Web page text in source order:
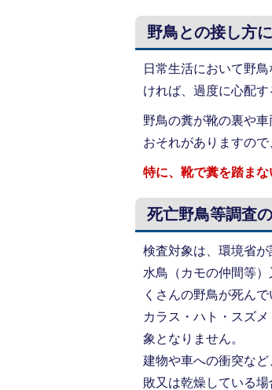
野鳥との接し方
日常生活において野
ければ、過度に心配す
野鳥の糞が靴の裏や
おそれがありますの
特に、靴で糞を踏ま
死亡野鳥等調査
検査対象は、環境省
水鳥（カモの仲間等
くさんの野鳥が死ん
カラス・ハト・スズ
象となりません。
建物や車への衝突な
敗又は乾燥している場